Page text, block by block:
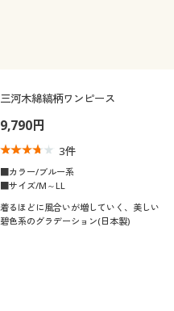
三河木綿縞柄ワンピース
9,790円
3件
■カラー/ブルー系
■サイズ/M～LL
着るほどに風合いが増していく、美しい
碧色系のグラデーション(日本製)